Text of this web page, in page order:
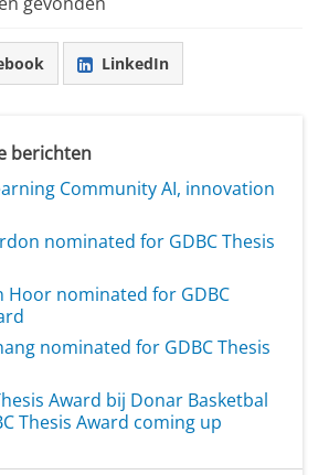
LinkedIn
berichten
Community AI, innovation
nominated for GDBC Thesis
Hoor nominated for GDBC
nominated for GDBC Thesis
Award bij Donar Basketbal
Thesis Award coming up